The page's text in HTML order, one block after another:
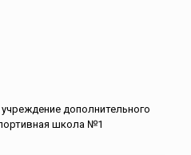
дополнительного
школа №1